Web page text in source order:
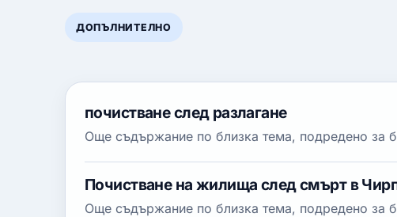
ДОПЪЛНИТЕЛНО
почистване след разлагане
Още съдържание по близка тема, подредено за
Почистване на жилища след смърт в
Още съдържание по близка тема, подредено за